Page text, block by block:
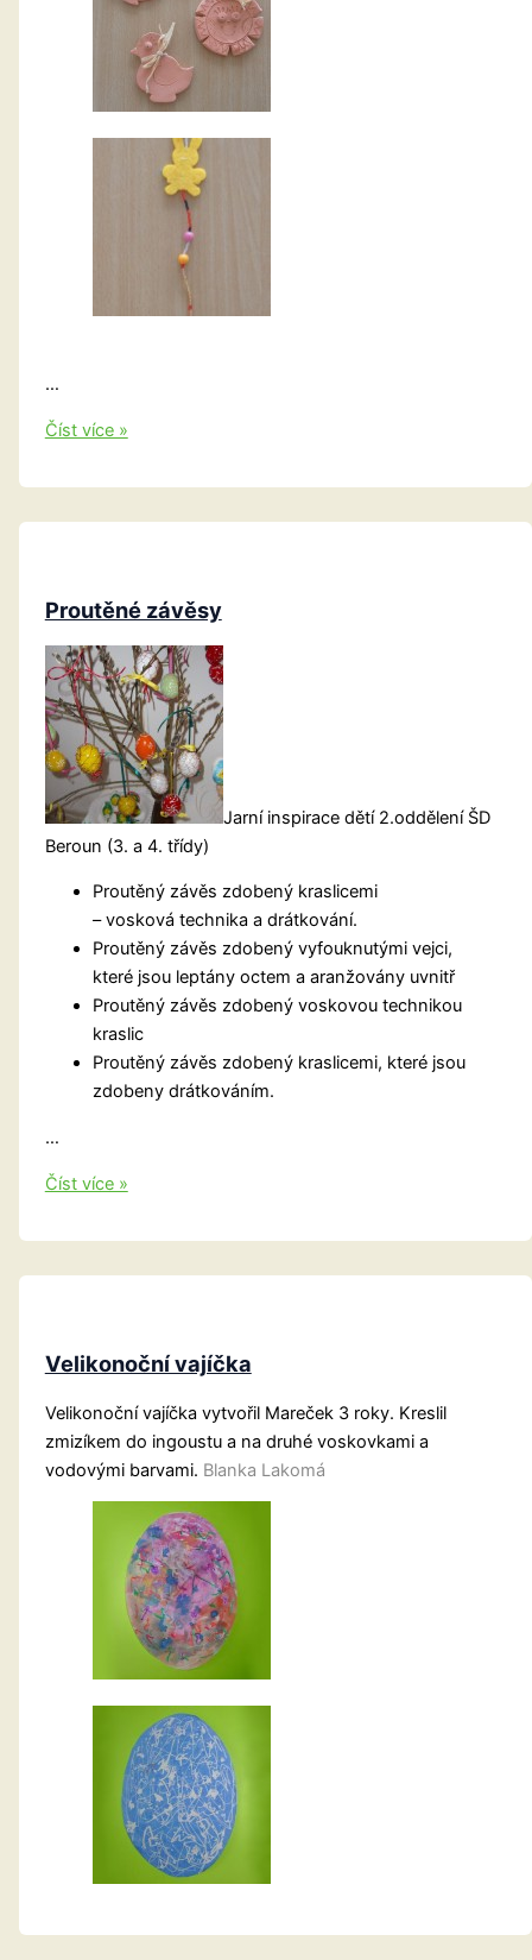
…
Jarní
tvoření
Číst více »
Proutěné závěsy
Jarní inspirace dětí 2.oddělení ŠD
Beroun (3. a 4. třídy)
Proutěný závěs zdobený kraslicemi
– vosková technika a drátkování.
Proutěný závěs zdobený vyfouknutými vejci,
které jsou leptány octem a aranžovány uvnitř
Proutěný závěs zdobený voskovou technikou
kraslic
Proutěný závěs zdobený kraslicemi, které jsou
zdobeny drátkováním.
…
Proutěné
Číst více »
Velikonoční vajíčka
Velikonoční vajíčka vytvořil Mareček 3 roky. Kreslil
zmizíkem do ingoustu a na druhé voskovkami a
vodovými barvami. Blanka Lakomá